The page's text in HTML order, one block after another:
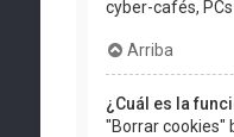
cyber-cafés,
Arriba
¿Cuál es la
"Borrar cookies"